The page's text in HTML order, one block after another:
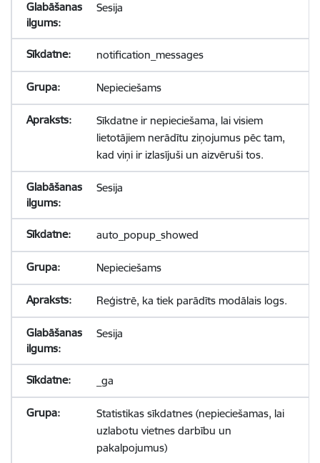
Sesija
notification_messages
Nepieciešams
Sīkdatne ir nepieciešama, lai visiem
lietotājiem nerādītu ziņojumus pēc tam,
kad viņi ir izlasījuši un aizvēruši tos.
Sesija
auto_popup_showed
Nepieciešams
Reģistrē, ka tiek parādīts modālais logs.
Sesija
_ga
Statistikas sīkdatnes (nepieciešamas, lai
uzlabotu vietnes darbību un
pakalpojumus)